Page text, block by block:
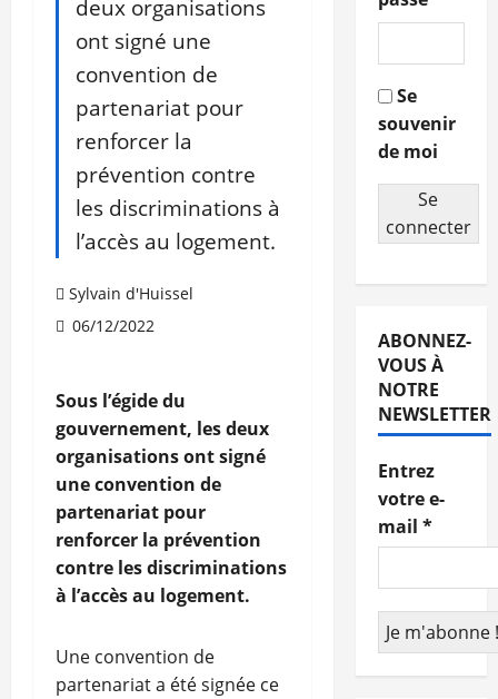
deux organisations
ont signé une
convention de
partenariat pour
renforcer la
prévention contre
les discriminations à
l’accès au logement.
Sylvain d'Huissel
06/12/2022
Sous l’égide du
gouvernement, les deux
organisations ont signé
une convention de
partenariat pour
renforcer la prévention
contre les discriminations
à l’accès au logement.
Une convention de
partenariat a été signée ce
Se
souvenir
de moi
Se
connecter
ABONNEZ-
VOUS À
NOTRE
NEWSLETTER
Entrez
votre e-
mail *